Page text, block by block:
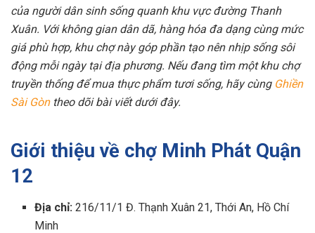
của người dân sinh sống quanh khu vực đường Thanh
Xuân. Với không gian dân dã, hàng hóa đa dạng cùng mức
giá phù hợp, khu chợ này góp phần tạo nên nhịp sống sôi
động mỗi ngày tại địa phương. Nếu đang tìm một khu chợ
truyền thống để mua thực phẩm tươi sống, hãy cùng Ghiền
Sài Gòntheo dõi bài viết dưới đây.
Giới thiệu về chợ Minh Phát Quận
12
Địa chỉ: 216/11/1 Đ. Thạnh Xuân 21, Thới An, Hồ Chí
Minh